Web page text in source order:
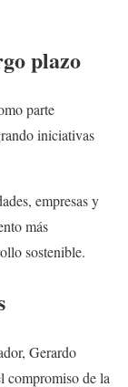
plazo
parte
iniciativas
empresas y
más
sostenible.
Gerardo
compromiso de la